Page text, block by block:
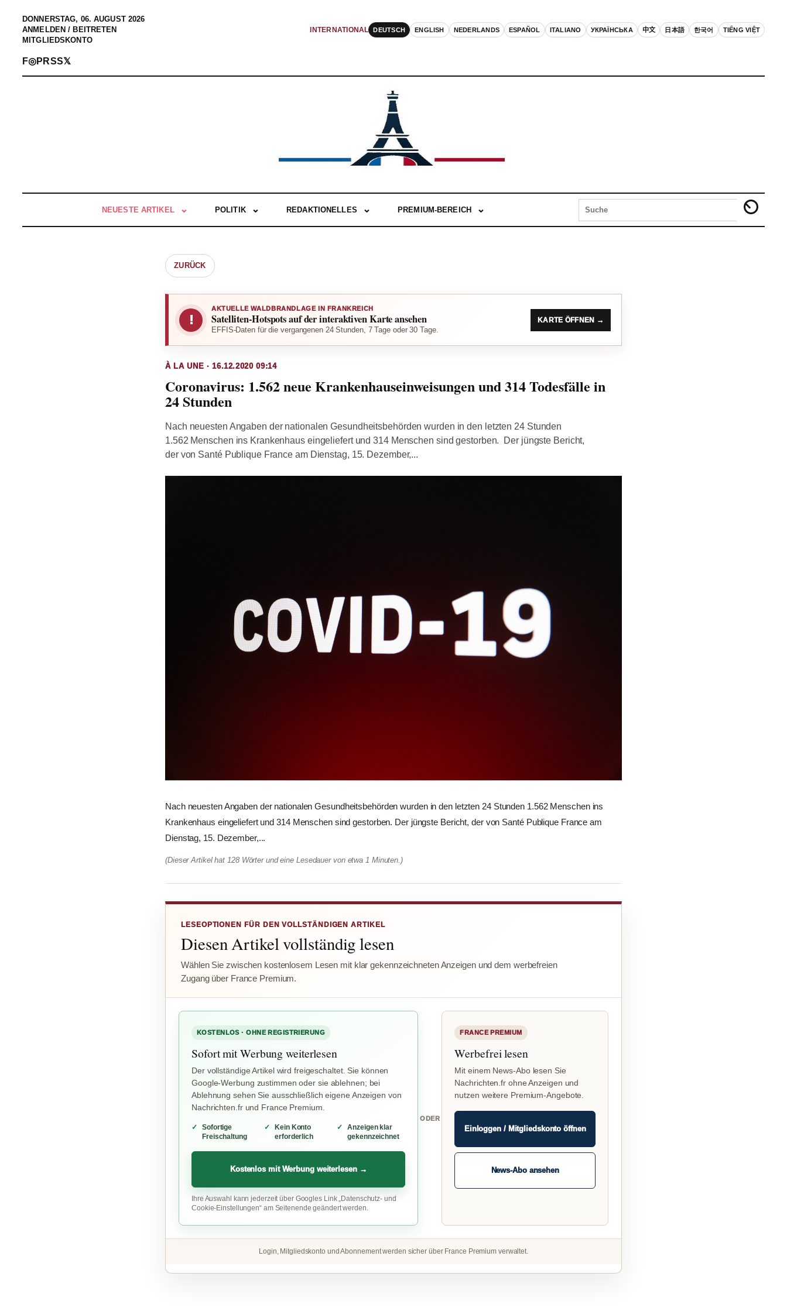
DONNERSTAG, 06. AUGUST 2026
ANMELDEN / BEITRETEN
MITGLIEDSKONTO
INTERNATIONAL DEUTSCH ENGLISH NEDERLANDS ESPAÑOL ITALIANO УКРАЇНСЬКА 中文 日本語 한국어 TIẾNG VIỆT
F◎PRSS𝕏
NEUESTE ARTIKEL POLITIK REDAKTIONELLES PREMIUM-BEREICH
ZURÜCK
!
AKTUELLE WALDBRANDLAGE IN FRANKREICH
Satelliten-Hotspots auf der interaktiven Karte ansehen
EFFIS-Daten für die vergangenen 24 Stunden, 7 Tage oder 30 Tage.
KARTE ÖFFNEN →
À LA UNE · 16.12.2020 09:14
Coronavirus: 1.562 neue Krankenhauseinweisungen und 314 Todesfälle in
24 Stunden
Nach neuesten Angaben der nationalen Gesundheitsbehörden wurden in den letzten 24 Stunden
1.562 Menschen ins Krankenhaus eingeliefert und 314 Menschen sind gestorben. Der jüngste Bericht,
der von Santé Publique France am Dienstag, 15. Dezember,...
Nach neuesten Angaben der nationalen Gesundheitsbehörden wurden in den letzten 24 Stunden 1.562 Menschen ins
Krankenhaus eingeliefert und 314 Menschen sind gestorben. Der jüngste Bericht, der von Santé Publique France am
Dienstag, 15. Dezember,...
(Dieser Artikel hat 128 Wörter und eine Lesedauer von etwa 1 Minuten.)
LESEOPTIONEN FÜR DEN VOLLSTÄNDIGEN ARTIKEL
Diesen Artikel vollständig lesen
Wählen Sie zwischen kostenlosem Lesen mit klar gekennzeichneten Anzeigen und dem werbefreien
Zugang über France Premium.
KOSTENLOS · OHNE REGISTRIERUNG
Sofort mit Werbung weiterlesen
Der vollständige Artikel wird freigeschaltet. Sie können
Google-Werbung zustimmen oder sie ablehnen; bei
Ablehnung sehen Sie ausschließlich eigene Anzeigen von
Nachrichten.fr und France Premium.
Sofortige
Freischaltung
Kein Konto
erforderlich
Anzeigen klar
gekennzeichnet
Kostenlos mit Werbung weiterlesen →
Ihre Auswahl kann jederzeit über Googles Link „Datenschutz- und
Cookie-Einstellungen“ am Seitenende geändert werden.
ODER
FRANCE PREMIUM
Werbefrei lesen
Mit einem News-Abo lesen Sie
Nachrichten.fr ohne Anzeigen und
nutzen weitere Premium-Angebote.
Einloggen / Mitgliedskonto öffnen
News-Abo ansehen
Login, Mitgliedskonto und Abonnement werden sicher über France Premium verwaltet.